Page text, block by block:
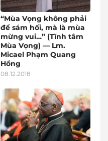
“Mùa Vọng không phải
để sám hối, mà là mùa
mừng vui…” (Tĩnh tâm
Mùa Vọng) — Lm.
Micael Phạm Quang
Hồng
08.12.2018